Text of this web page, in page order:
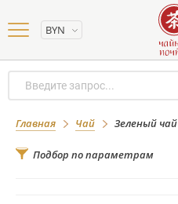
BYN
Главная Чай Зеленый чай
Зеленый чай
Подбор по параметрам